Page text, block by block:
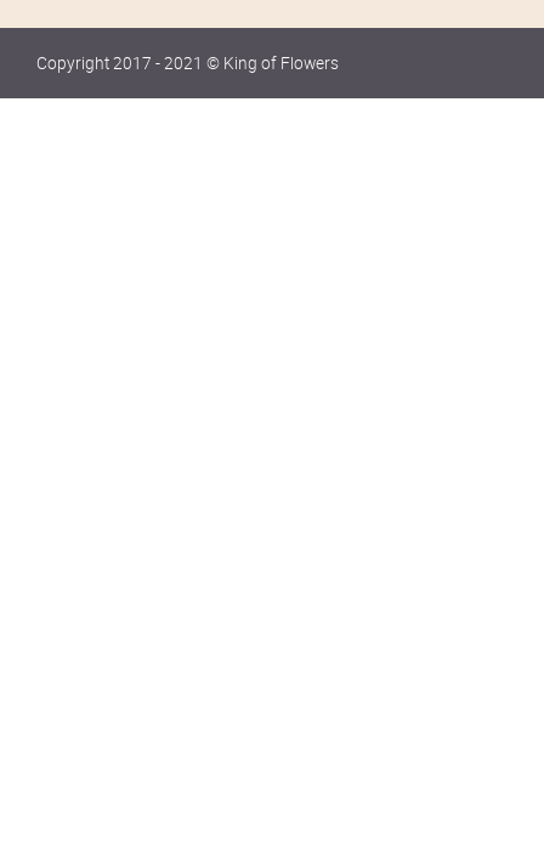
Copyright 2017 - 2021 © King of Flowers